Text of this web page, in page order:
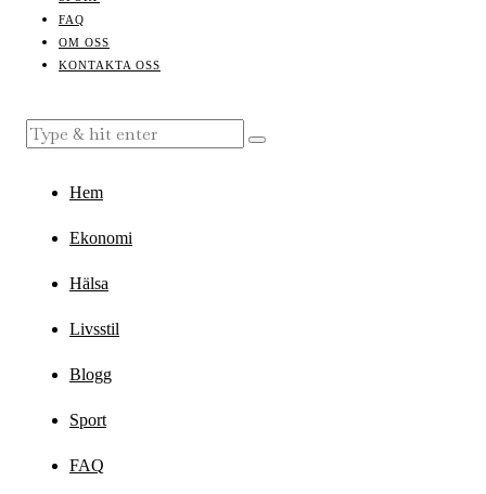
FAQ
OM OSS
KONTAKTA OSS
Hem
Ekonomi
Hälsa
Livsstil
Blogg
Sport
FAQ